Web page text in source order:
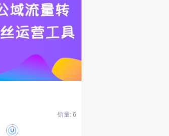
销量: 6